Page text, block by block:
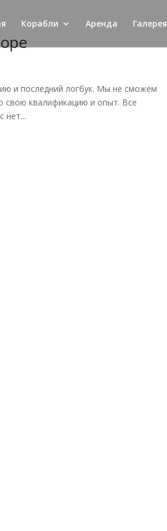
Корабли Аренда Галерея
и последний логбук. Мы не сможем
свою квалификацию и опыт. Все
нет...